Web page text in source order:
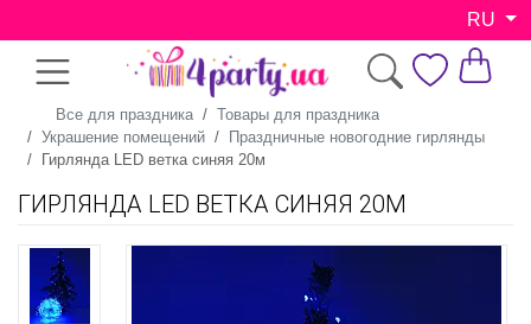
RU
Все для праздника
Товары для праздника
Украшение помещений
Праздничные новогодние гирлянды
Гирлянда LED ветка синяя 20м
ГИРЛЯНДА LED ВЕТКА СИНЯЯ 20М